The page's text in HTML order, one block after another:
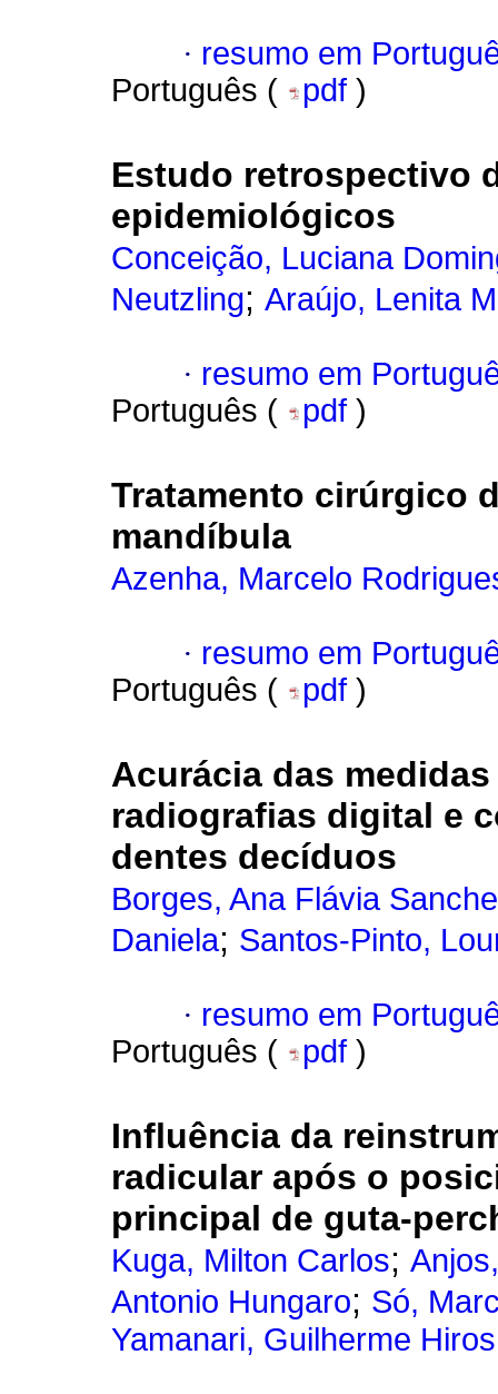
· resumo em
Português (
pdf )
Estudo retrospectivo
epidemiológicos
Conceição, Luciana
Neutzling; Araújo, Lenita
· resumo em
Português (
pdf )
Tratamento cirúrgico
mandíbula
Azenha, Marcelo
· resumo em
Português (
pdf )
Acurácia das
radiografias digital e
dentes decíduos
Borges, Ana Flávia
Daniela; Santos-Pinto,
· resumo em
Português (
pdf )
Influência da
radicular após o
principal de guta-
Kuga, Milton Carlos;
Antonio Hungaro; Só,
Yamanari, Guilherme